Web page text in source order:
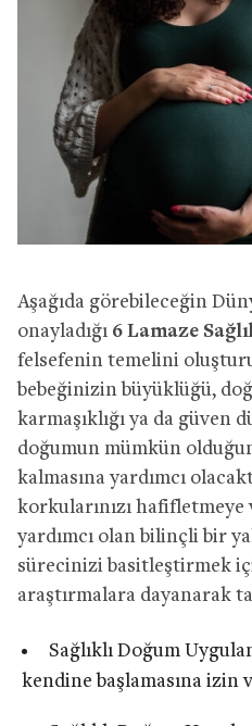
Aşağıda görebileceğin
onayladığı 6 Lamaze
felsefenin temelini
bebeğinizin büyüklüğü,
karmaşıklığı ya da güven
doğumun mümkün
kalmasına yardımcı
korkularınızı hafifletmeye
yardımcı olan bilinçli bir
sürecinizi basitleştirmek
araştırmalara dayanarak
Sağlıklı Doğum
kendine başlamasına izin